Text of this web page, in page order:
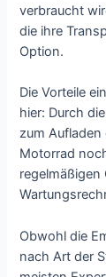
verbraucht
die ihre
Option.
Die Vorteile
hier: Durch
zum
Motorrad
regelmäßigen
Obwohl die
nach Art der